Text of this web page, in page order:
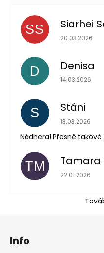
SS Siarhei
Az áruház
20.03.2026
D Denisa
Az áruház
14.03.2026
S Stáni
Az áruház
13.03.2026
Nádhera! Přesně
TM Tamara
Az áruház
22.01.2026
Info